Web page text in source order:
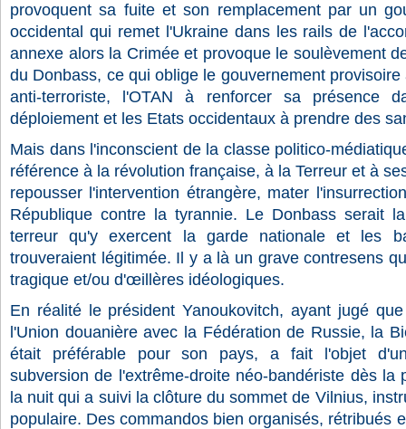
provoquent sa fuite et son remplacement par un
occidental qui remet l'Ukraine dans les rails de
annexe alors la Crimée et provoque le soulèvement
du Donbass, ce qui oblige le gouvernement
anti-terroriste, l'OTAN à renforcer sa présence
déploiement et les Etats occidentaux à prendre des
Mais dans l'inconscient de la classe politico-
référence à la révolution française, à la Terreur et à
repousser l'intervention étrangère, mater
République contre la tyrannie. Le Donbass serait
terreur qu'y exercent la garde nationale et les
trouveraient légitimée. Il y a là un grave contresens
tragique et/ou d'œillères idéologiques.
En réalité le président Yanoukovitch, ayant jugé
l'Union douanière avec la Fédération de Russie, la
était préférable pour son pays, a fait l'objet
subversion de l'extrême-droite néo-bandériste dès la
la nuit qui a suivi la clôture du sommet de Vilnius,
populaire. Des commandos bien organisés, rétribués